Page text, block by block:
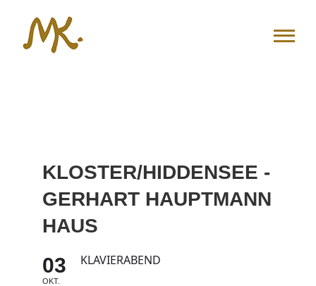
springen
KLOSTER/HIDDENSEE -
GERHART HAUPTMANN
HAUS
03
OKT.
KLAVIERABEND